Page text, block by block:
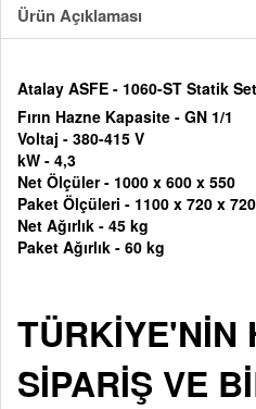
Ürün Açıklaması
Atalay ASFE - 1060-ST Statik
Fırın Hazne Kapasite - GN 1/1
Voltaj - 380-415 V
kW - 4,3
Net Ölçüler - 1000 x 600 x 550
Paket Ölçüleri - 1100 x 720 x 720
Net Ağırlık - 45 kg
Paket Ağırlık - 60 kg
TÜRKİYE'NİN
SİPARİŞ VE